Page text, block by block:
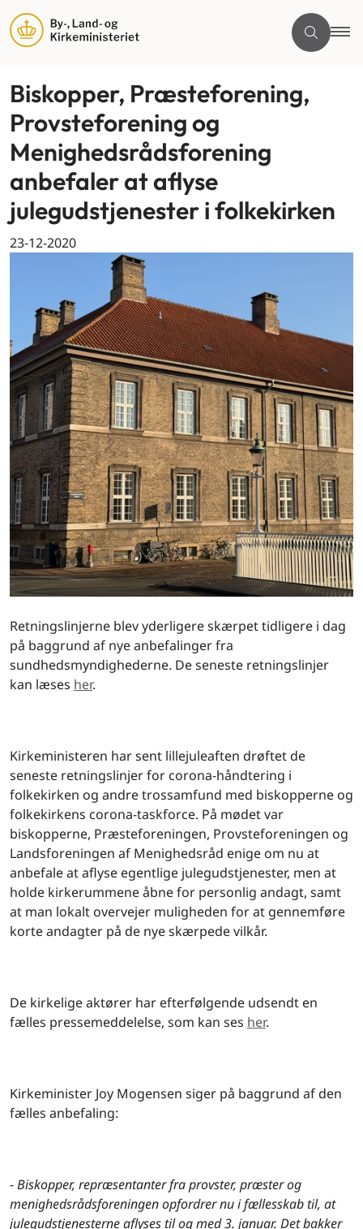
Biskopper, Præsteforening,
Provsteforening og
Menighedsrådsforening
anbefaler at aflyse
julegudstjenester i folkekirken
23-12-2020
Retningslinjerne blev yderligere skærpet tidligere i dag
på baggrund af nye anbefalinger fra
sundhedsmyndighederne. De seneste retningslinjer
kan læses her.
Kirkeministeren har sent lillejuleaften drøftet de
seneste retningslinjer for corona-håndtering i
folkekirken og andre trossamfund med biskopperne og
folkekirkens corona-taskforce. På mødet var
biskopperne, Præsteforeningen, Provsteforeningen og
Landsforeningen af Menighedsråd enige om nu at
anbefale at aflyse egentlige julegudstjenester, men at
holde kirkerummene åbne for personlig andagt, samt
at man lokalt overvejer muligheden for at gennemføre
korte andagter på de nye skærpede vilkår.
De kirkelige aktører har efterfølgende udsendt en
fælles pressemeddelelse, som kan ses her.
Kirkeminister Joy Mogensen siger på baggrund af den
fælles anbefaling:
- Biskopper, repræsentanter fra provster, præster og
menighedsrådsforeningen opfordrer nu i fællesskab til, at
julegudstjenesterne aflyses til og med 3. januar. Det bakker